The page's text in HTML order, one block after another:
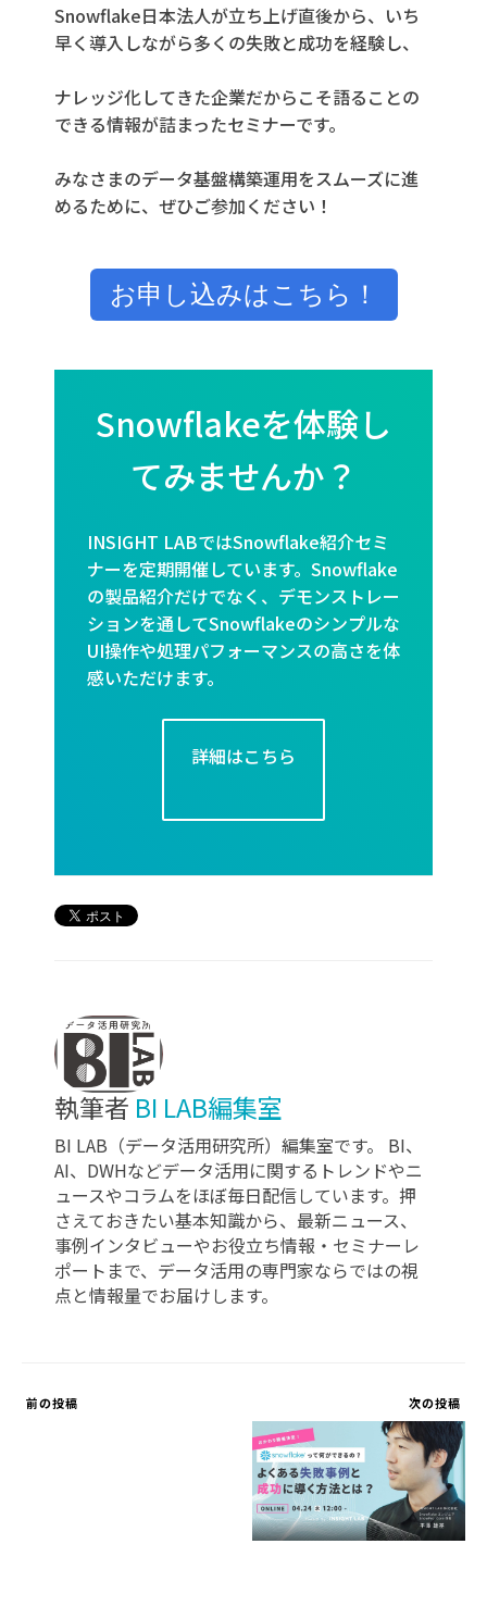
Snowflake日本法人が立ち上げ直後から、いち
早く導入しながら多くの失敗と成功を経験し、
ナレッジ化してきた企業だからこそ語ることの
できる情報が詰まったセミナーです。
みなさまのデータ基盤構築運用をスムーズに進
めるために、ぜひご参加ください！
お申し込みはこちら！
Snowflakeを体験し
てみませんか？
INSIGHT LABではSnowflake紹介セミ
ナーを定期開催しています。Snowflake
の製品紹介だけでなく、デモンストレー
ションを通してSnowflakeのシンプルな
UI操作や処理パフォーマンスの高さを体
感いただけます。
詳細はこちら
執筆者 BI LAB編集室
BI LAB（データ活用研究所）編集室です。 BI、
AI、DWHなどデータ活用に関するトレンドやニ
ュースやコラムをほぼ毎日配信しています。押
さえておきたい基本知識から、最新ニュース、
事例インタビューやお役立ち情報・セミナーレ
ポートまで、データ活用の専門家ならではの視
点と情報量でお届けします。
前の投稿 次の投稿